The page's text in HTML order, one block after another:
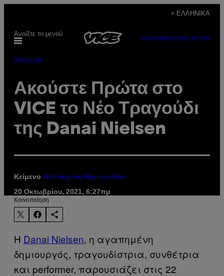
περιεχόμενο
+ ΕΛΛΗΝΙΚΆ
Ανοίξτε το μενού
SUBSCRIBENEWSLETTER
Μουσική
Ακούστε Πρώτα στο
VICE το Νέο Τραγούδι
της Danai Nielsen
Κείμενο Μελπομένη Μαραγκίδου
20 Οκτωβρίου, 2021, 6:27πμ
Kοινοποίηση
Η Danai Nielsen, η αγαπημένη
δημιουργός, τραγουδίστρια, συνθέτρια
και performer, παρουσιάζει στις 22